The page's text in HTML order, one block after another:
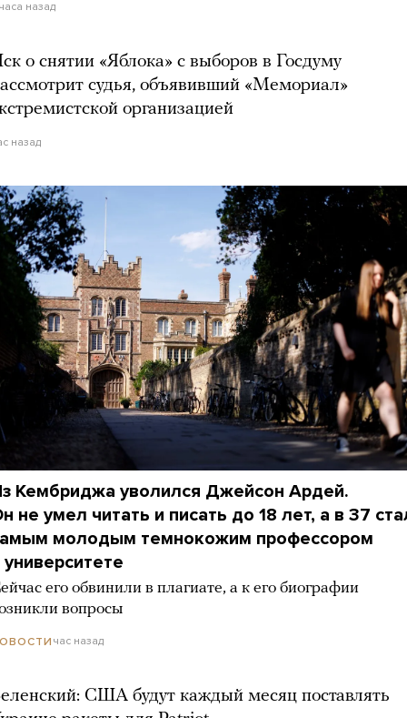
назад
о снятии «Яблока» с выборов в Госдуму
судья, объявивший «Мемориал»
организацией
назад
Кембриджа уволился Джейсон Ардей.
не умел читать и писать до 18 лет, а в 37
молодым темнокожим профессором
университете
его обвинили в плагиате, а к его биографии
вопросы
час назад
США будут каждый месяц поставлять